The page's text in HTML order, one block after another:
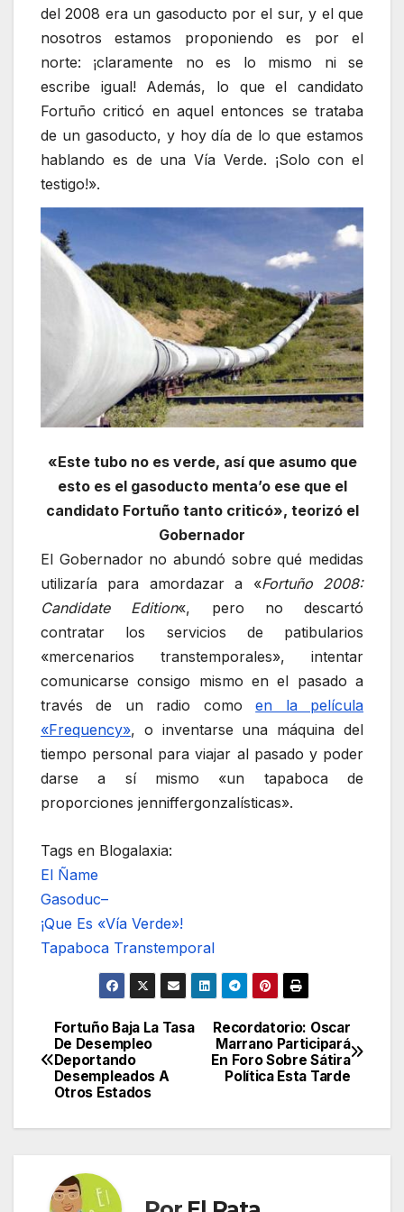
del 2008 era un gasoducto por el sur, y el que
nosotros estamos proponiendo es por el
norte: ¡claramente no es lo mismo ni se
escribe igual! Además, lo que el candidato
Fortuño criticó en aquel entonces se trataba
de un gasoducto, y hoy día de lo que estamos
hablando es de una Vía Verde. ¡Solo con el
testigo!».
«Este tubo no es verde, así que asumo que
esto es el gasoducto menta’o ese que el
candidato Fortuño tanto criticó», teorizó el
Gobernador
El Gobernador no abundó sobre qué medidas
utilizaría para amordazar a «Fortuño 2008:
Candidate Edition«, pero no descartó
contratar los servicios de patibularios
«mercenarios transtemporales», intentar
comunicarse consigo mismo en el pasado a
través de un radio comoen la película
«Frequency», o inventarse una máquina del
tiempo personal para viajar al pasado y poder
darse a sí mismo «un tapaboca de
proporciones jenniffergonzalísticas».
Tags en Blogalaxia:
El Ñame
Gasoduc–
¡Que Es «Vía Verde»!
Tapaboca Transtemporal
Navegación
de
Recordatorio: Oscar
Marrano Participará
En Foro Sobre Sátira
Política Esta Tarde
Fortuño Baja La Tasa
De Desempleo
Deportando
Desempleados A
Otros Estados